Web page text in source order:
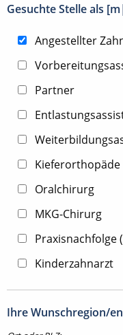
Gesuchte Stelle als
Angestellter
Partner
Kieferorthopäde
Oralchirurg
MKG-Chirurg
Praxisnachfolge
Kinderzahnarzt
Ihre Wunschregion/